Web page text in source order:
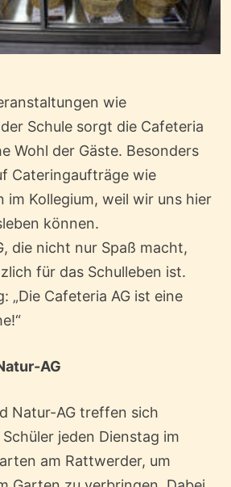
wie
Schule sorgt die Cafeteria
Wohl der Gäste. Besonders
Cateringaufträge wie
im Kollegium, weil wir uns hier
können.
die nicht nur Spaß macht,
für das Schulleben ist.
„Die Cafeteria AG ist eine
AG
Natur-AG treffen sich
jeden Dienstag im
am Rattwerder, um